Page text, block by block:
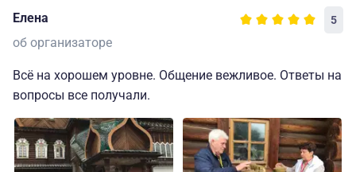
Елена 5
об организаторе
Всё на хорошем уровне. Общение вежливое. Ответы на
вопросы все получали.